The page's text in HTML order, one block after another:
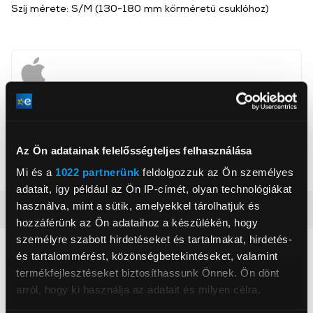
Az Ön adatainak felelősségteljes felhasználása
Mi és a 1022 partnerünk feldolgozzuk az Ön személyes
adatait, így például az Ön IP-címét, olyan technológiákat
használva, mint a sütik, amelyekkel tárolhatjuk és
hozzáférünk az Ön adataihoz a készülékén, hogy
személyre szabott hirdetéseket és tartalmakat, hirdetés-
és tartalommérést, közönségbetekintéseket, valamint
termékfejlesztéseket biztosíthassunk Önnek. Ön dönt
arról, hogy ki használja az adatait és milyen célra.
Apcom Kft
Szín Kék
Szíj mérete: S/M (130-180 mm körméretű csuklóhoz)
Részletes ismertető
Neked ajánljuk